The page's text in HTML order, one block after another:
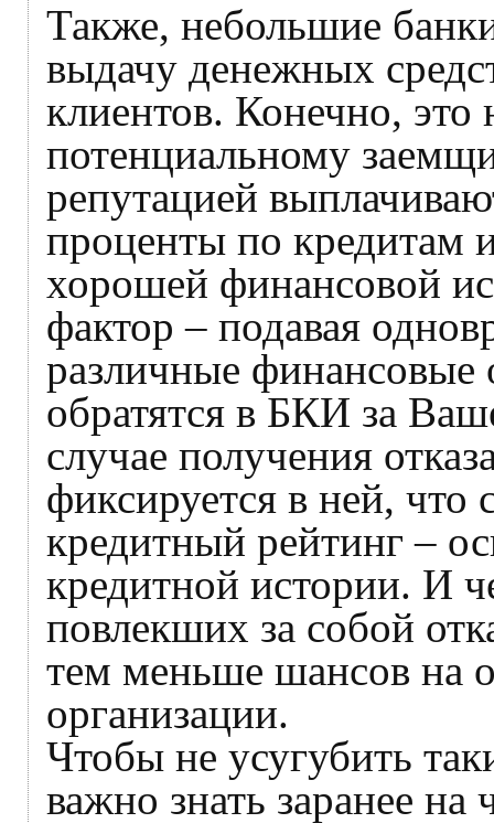
Также, небольшие
выдачу денежных
клиентов. Конечно, это
потенциальному
репутацией
проценты по кредитам
хорошей финансовой
фактор – подавая
различные финансовые
обратятся в БКИ за
случае получения
фиксируется в ней,
кредитный рейтинг –
кредитной истории. И
повлекших за собой
тем меньше шансов на
организации.
Чтобы не усугубить
важно знать заранее